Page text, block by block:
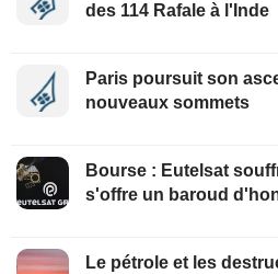
des 114 Rafale à l'Inde
Paris poursuit son
nouveaux sommets
Bourse : Eutelsat
s'offre un baroud
Le pétrole et les